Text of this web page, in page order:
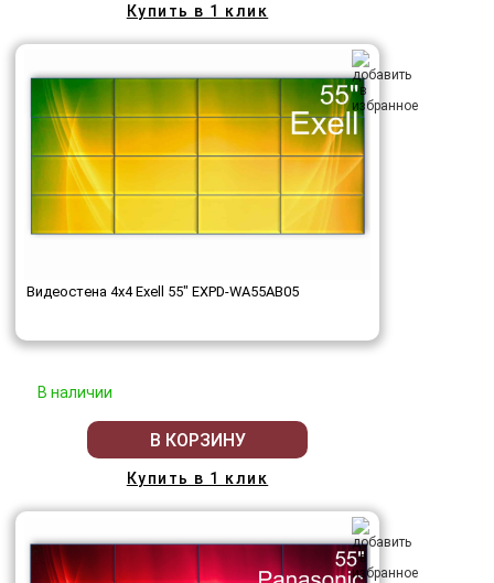
Купить в 1 клик
Видеостена 4x4 Exell 55" EXPD-WA55AB05
В наличии
В КОРЗИНУ
Купить в 1 клик